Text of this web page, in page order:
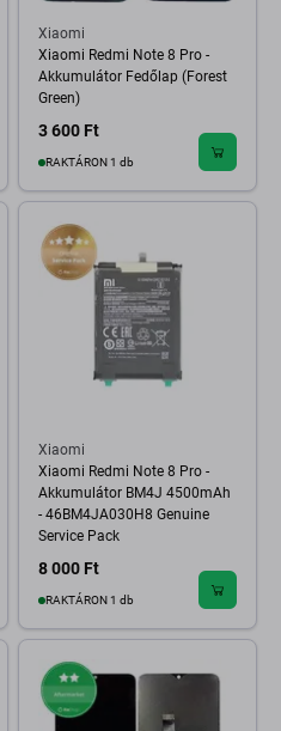
Xiaomi
Xiaomi Redmi Note 8 Pro -
Akkumulátor Fedőlap (Forest
Green)
3 600 Ft
RAKTÁRON 1 db
Xiaomi
Xiaomi Redmi Note 8 Pro -
Akkumulátor BM4J 4500mAh
- 46BM4JA030H8 Genuine
Service Pack
8 000 Ft
RAKTÁRON 1 db